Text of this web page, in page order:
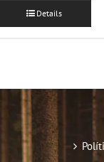
Details